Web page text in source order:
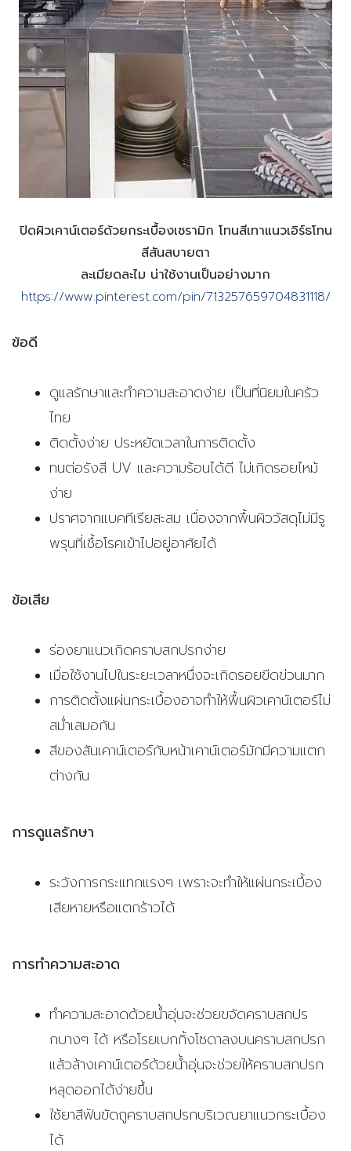
ปิดผิวเคาน์เตอร์ด้วยกระเบื้องเซรามิก โทนสีเทาแนวเอิร์ธโทน
สีสันสบายตา
ละเมียดละไม น่าใช้งานเป็นอย่างมาก
https://www.pinterest.com/pin/713257659704831118/
ข้อดี
ดูแลรักษาและทำความสะอาดง่าย เป็นที่นิยมในครัว
ไทย
ติดตั้งง่าย ประหยัดเวลาในการติดตั้ง
ทนต่อรังสี UV และความร้อนได้ดี ไม่เกิดรอยไหม้
ง่าย
ปราศจากแบคทีเรียสะสม เนื่องจากพื้นผิววัสดุไม่มีรู
พรุนที่เชื้อโรคเข้าไปอยู่อาศัยได้
ข้อเสีย
ร่องยาแนวเกิดคราบสกปรกง่าย
เมื่อใช้งานไปในระยะเวลาหนึ่งจะเกิดรอยขีดข่วนมาก
การติดตั้งแผ่นกระเบื้องอาจทำให้พื้นผิวเคาน์เตอร์ไม่
สม่ำเสมอกัน
สีของสันเคาน์เตอร์กับหน้าเคาน์เตอร์มักมีความแตก
ต่างกัน
การดูแลรักษา
ระวังการกระแทกแรงๆ เพราะจะทำให้แผ่นกระเบื้อง
เสียหายหรือแตกร้าวได้
การทำความสะอาด
ทำความสะอาดด้วยน้ำอุ่นจะช่วยขจัดคราบสกปร
กบางๆ ได้ หรือโรยเบกกิ้งโซดาลงบนคราบสกปรก
แล้วล้างเคาน์เตอร์ด้วยน้ำอุ่นจะช่วยให้คราบสกปรก
หลุดออกได้ง่ายขึ้น
ใช้ยาสีฟันขัดถูคราบสกปรกบริเวณยาแนวกระเบื้อง
ได้